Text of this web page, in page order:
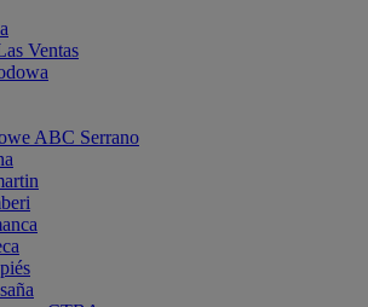
Ventas
ABC Serrano